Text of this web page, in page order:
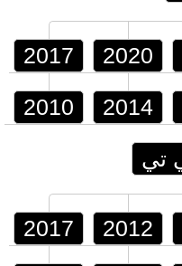
2017 2020
2010 2014
2017 2012